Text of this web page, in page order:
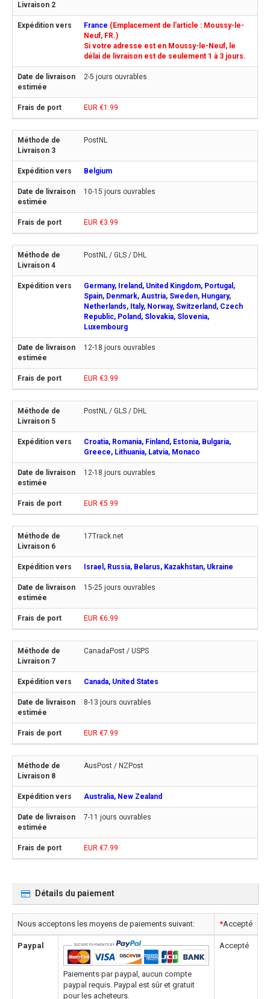
France (Emplacement de l'article : Moussy-le-
Neuf, FR.)
Si votre adresse est en Moussy-le-Neuf, le
délai de livraison est de seulement 1 à 3 jours.
2-5 jours ouvrables
EUR €1.99
PostNL
Belgium
10-15 jours ouvrables
EUR €3.99
PostNL / GLS / DHL
Germany, Ireland, United Kingdom, Portugal,
Spain, Denmark, Austria, Sweden, Hungary,
Netherlands, Italy, Norway, Switzerland, Czech
Republic, Poland, Slovakia, Slovenia,
Luxembourg
12-18 jours ouvrables
EUR €3.99
PostNL / GLS / DHL
Croatia, Romania, Finland, Estonia, Bulgaria,
Greece, Lithuania, Latvia, Monaco
12-18 jours ouvrables
EUR €5.99
17Track.net
Israel, Russia, Belarus, Kazakhstan, Ukraine
15-25 jours ouvrables
EUR €6.99
CanadaPost / USPS
Canada, United States
8-13 jours ouvrables
EUR €7.99
AusPost / NZPost
Australia, New Zealand
7-11 jours ouvrables
EUR €7.99
Détails du paiement
Nous acceptons les moyens de paiements suivant: *Accepté
Paypal
Paiements par paypal, aucun compte
paypal requis. Paypal est sûr et gratuit
pour les acheteurs.
Accepté